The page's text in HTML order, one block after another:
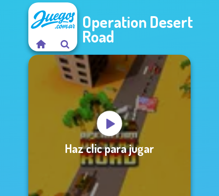
Operation Desert
Road
Haz clic para jugar